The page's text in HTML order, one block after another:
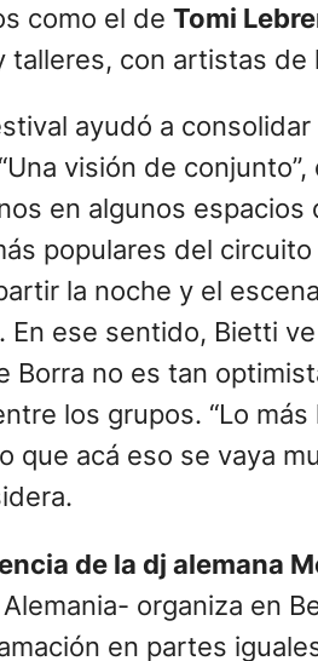
como el de Tomi
talleres, con artistas de
ayudó a
visión de
en algunos
populares del
la noche y el
En ese sentido, Bietti
Borra no es tan
los grupos. “Lo
que acá eso se vaya
de la dj alemana
organiza en
en partes